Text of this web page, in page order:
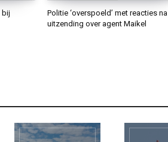
bij
Politie ‘overspoeld’ met reacties na
uitzending over agent Maikel